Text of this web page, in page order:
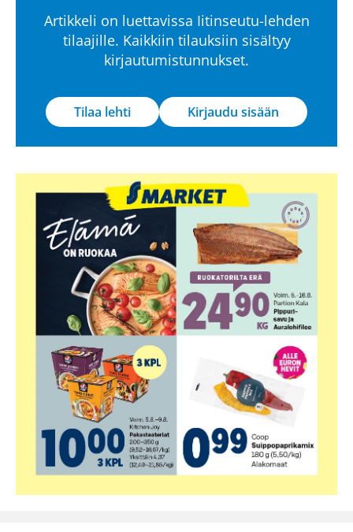
Artikkeli on luettavissa Iitinseutu-lehden
tilaajille. Kaikkiin tilauksiin sisältyy
kirjautumistunnukset.
Tilaa lehti Kirjaudu sisään